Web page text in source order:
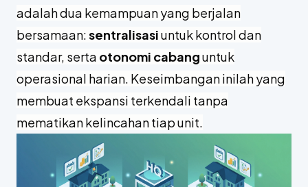
adalah dua kemampuan yang berjalan
bersamaan:sentralisasiuntuk kontrol dan
standar, serta otonomi cabanguntuk
operasional harian. Keseimbangan inilah yang
membuat ekspansi terkendali tanpa
mematikan kelincahan tiap unit.